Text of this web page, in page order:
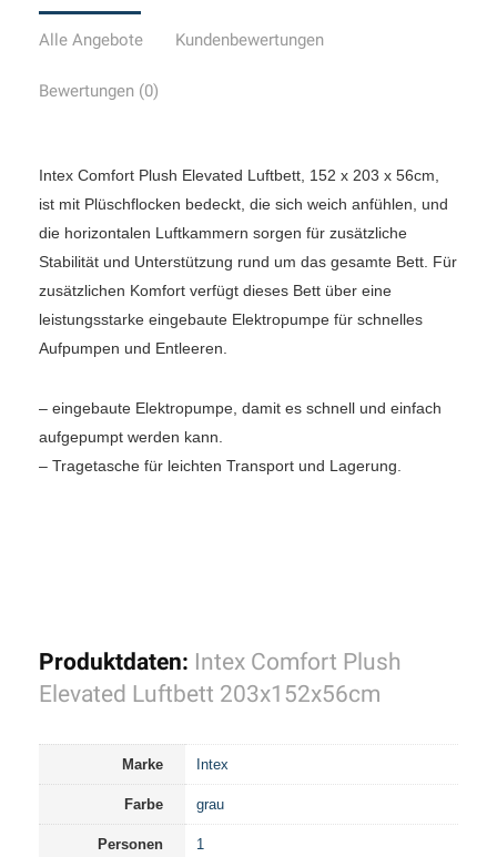
Alle Angebote Kundenbewertungen
Bewertungen (0)
Intex Comfort Plush Elevated Luftbett, 152 x 203 x 56cm,
ist mit Plüschflocken bedeckt, die sich weich anfühlen, und
die horizontalen Luftkammern sorgen für zusätzliche
Stabilität und Unterstützung rund um das gesamte Bett. Für
zusätzlichen Komfort verfügt dieses Bett über eine
leistungsstarke eingebaute Elektropumpe für schnelles
Aufpumpen und Entleeren.
– eingebaute Elektropumpe, damit es schnell und einfach
aufgepumpt werden kann.
– Tragetasche für leichten Transport und Lagerung.
Produktdaten: Intex Comfort Plush
Elevated Luftbett 203x152x56cm
Marke Intex
Farbe grau
Personen 1